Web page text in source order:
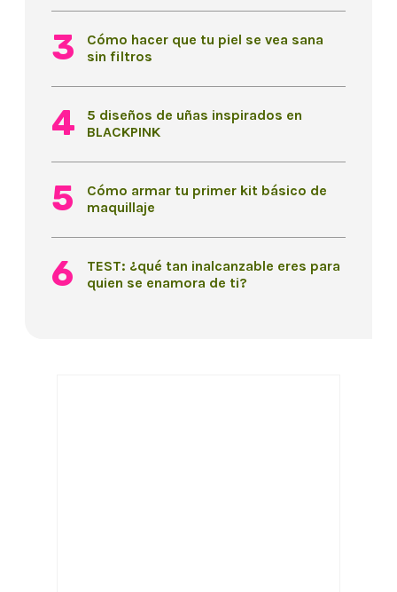
Cómo hacer que tu piel se vea sana
sin filtros
5 diseños de uñas inspirados en
BLACKPINK
Cómo armar tu primer kit básico de
maquillaje
TEST: ¿qué tan inalcanzable eres para
quien se enamora de ti?